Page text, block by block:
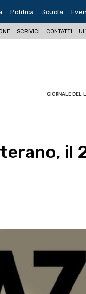
Politica Scuola
SCRIVICI CONTATTI
GIORNALE DEL
il